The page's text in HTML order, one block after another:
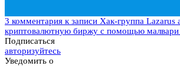
3 комментария к записи Хак-группа Lazarus
криптовалютную биржу с помощью малвари
Подписаться
авторизуйтесь
Уведомить о